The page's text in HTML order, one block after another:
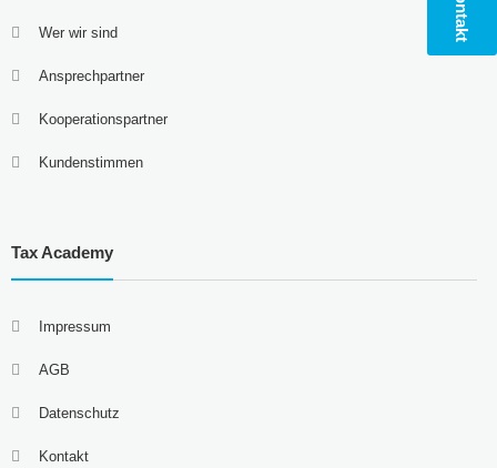
Wer wir sind
Ansprechpartner
Kooperationspartner
Kundenstimmen
Tax Academy
Impressum
AGB
Datenschutz
Kontakt